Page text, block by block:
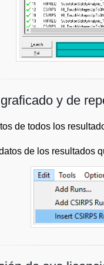
y de
de todos los
de los resultados